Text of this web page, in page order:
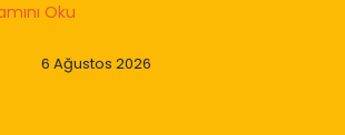
Oku
6 Ağustos 2026